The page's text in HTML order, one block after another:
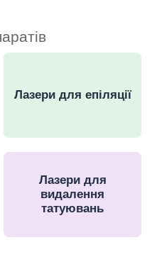
Лазери для епіляції
Лазери для
видалення
татуювань